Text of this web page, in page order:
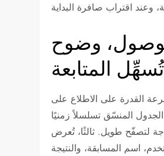
وضوح
المتابعة
القدرة على الاطلاع على
المنسّق تسلسلاً زمنيًا
لتصفّح طويل. ثالثًا، تُعرض
اسم المسابقة، والنتيجة